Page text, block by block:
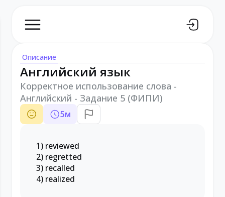
Описание
Английский язык
Корректное использование слова -
Английский - Задание 5 (ФИПИ)
5м
1) reviewed
2) regretted
3) recalled
4) realized